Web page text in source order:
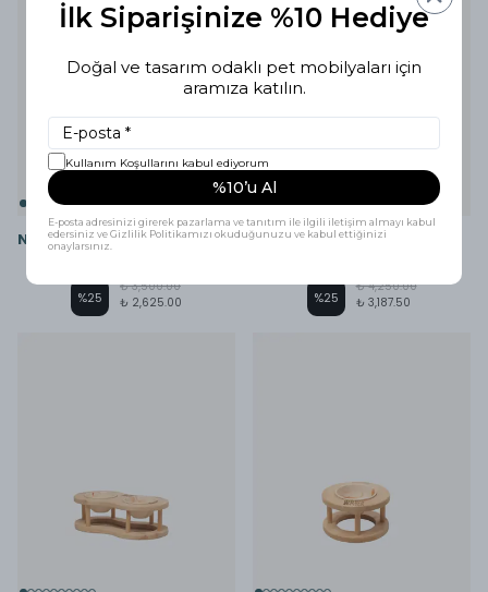
NUMA | İkili Kare Tasarım Mama Kabı
%25
₺ 3,500.00
₺ 2,625.00
%25
₺ 4,250.00
₺ 3,187.50
İlk Siparişinize %10 Hediye
Doğal ve tasarım odaklı pet mobilyaları için
aramıza katılın.
Kullanım Koşullarını kabul ediyorum
%10’u Al
E-posta adresinizi girerek pazarlama ve tanıtım ile ilgili iletişim almayı kabul
edersiniz ve Gizlilik Politikamızı okuduğunuzu ve kabul ettiğinizi
onaylarsınız.